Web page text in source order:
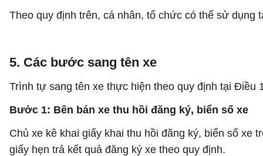
Theo quy định trên, cá nhân, tổ chức có thể sử
5. Các bước sang tên xe
Trình tự sang tên xe thực hiện theo quy định tại Điều
Bước 1: Bên bán xe thu hồi đăng ký, biển số xe
Chủ xe kê khai giấy khai thu hồi đăng ký, biển số xe
giấy hẹn trả kết quả đăng ký xe theo quy định.